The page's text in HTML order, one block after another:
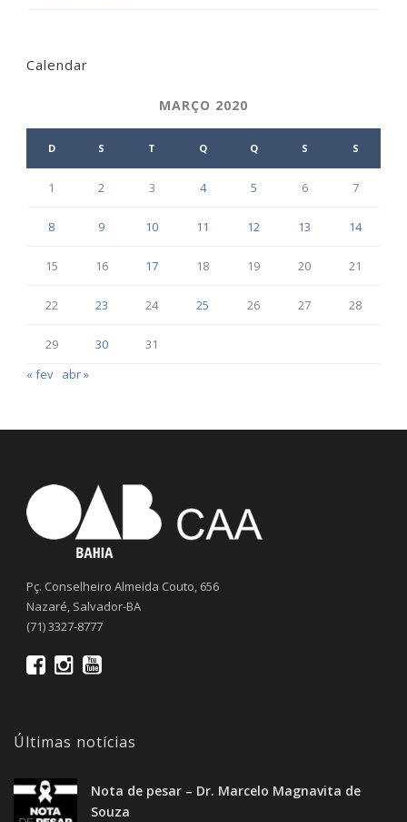
Calendar
MARÇO 2020
D S T Q Q S S
1 2 3 4 5 6 7
8 9 10 11 12 13 14
15 16 17 18 19 20 21
22 23 24 25 26 27 28
29 30
31
« fev abr »
Pç. Conselheiro Almeida Couto, 656
Nazaré, Salvador-BA
(71) 3327-8777
Últimas notícias
Nota de pesar – Dr. Marcelo Magnavita de
Souza